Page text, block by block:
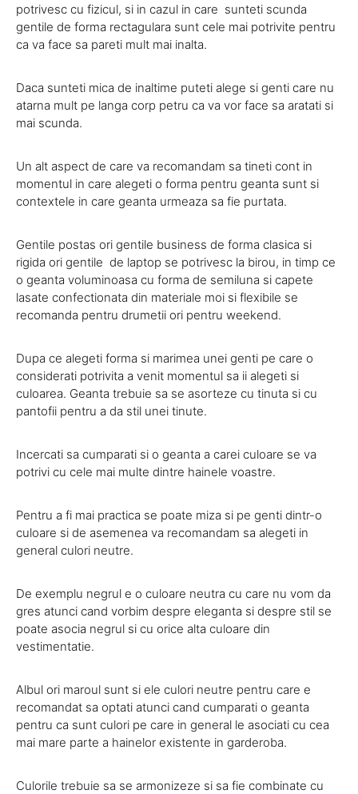
potrivesc cu fizicul, si in cazul in care sunteti scunda
gentile de forma rectagulara sunt cele mai potrivite pentru
ca va face sa pareti mult mai inalta.
Daca sunteti mica de inaltime puteti alege si genti care nu
atarna mult pe langa corp petru ca va vor face sa aratati si
mai scunda.
Un alt aspect de care va recomandam sa tineti cont in
momentul in care alegeti o forma pentru geanta sunt si
contextele in care geanta urmeaza sa fie purtata.
Gentile postas ori gentile business de forma clasica si
rigida ori gentile de laptop se potrivesc la birou, in timp ce
o geanta voluminoasa cu forma de semiluna si capete
lasate confectionata din materiale moi si flexibile se
recomanda pentru drumetii ori pentru weekend.
Dupa ce alegeti forma si marimea unei genti pe care o
considerati potrivita a venit momentul sa ii alegeti si
culoarea. Geanta trebuie sa se asorteze cu tinuta si cu
pantofii pentru a da stil unei tinute.
Incercati sa cumparati si o geanta a carei culoare se va
potrivi cu cele mai multe dintre hainele voastre.
Pentru a fi mai practica se poate miza si pe genti dintr-o
culoare si de asemenea va recomandam sa alegeti in
general culori neutre.
De exemplu negrul e o culoare neutra cu care nu vom da
gres atunci cand vorbim despre eleganta si despre stil se
poate asocia negrul si cu orice alta culoare din
vestimentatie.
Albul ori maroul sunt si ele culori neutre pentru care e
recomandat sa optati atunci cand cumparati o geanta
pentru ca sunt culori pe care in general le asociati cu cea
mai mare parte a hainelor existente in garderoba.
Culorile trebuie sa se armonizeze si sa fie combinate cu